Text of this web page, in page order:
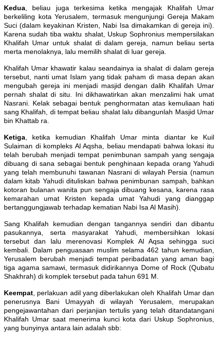
Kedua, beliau juga terkesima ketika mengajak Khalifah Umar
berkeliling kota Yerusalem, termasuk mengunjungi Gereja Makam
Suci (dalam keyakinan Kristen, Nabi Isa dimakamkan di gereja ini).
Karena sudah tiba waktu shalat, Uskup Sophronius mempersilakan
Khalifah Umar untuk shalat di dalam gereja, namun beliau serta
merta menolaknya, lalu memilih shalat di luar gereja.
Khalifah Umar khawatir kalau seandainya ia shalat di dalam gereja
tersebut, nanti umat Islam yang tidak paham di masa depan akan
mengubah gereja ini menjadi masjid dengan dalih Khalifah Umar
pernah shalat di situ. Ini dikhawatirkan akan menzalimi hak umat
Nasrani. Kelak sebagai bentuk penghormatan atas kemuliaan hati
sang Khalifah, di tempat beliau shalat lalu dibangunlah Masjid Umar
bin Khattab ra.
Ketiga, ketika kemudian Khalifah Umar minta diantar ke Kuil
Sulaiman di kompleks Al Aqsha, beliau mendapati bahwa lokasi itu
telah berubah menjadi tempat penimbunan sampah yang sengaja
dibuang di sana sebagai bentuk penghinaan kepada orang Yahudi
yang telah membunuhi tawanan Nasrani di wilayah Persia (namun
dalam kitab Yahudi dituliskan bahwa penimbunan sampah, bahkan
kotoran bulanan wanita pun sengaja dibuang kesana, karena rasa
kemarahan umat Kristen kepada umat Yahudi yang dianggap
bertanggungjawab terhadap kematian Nabi Isa Al Masih).
Sang Khalifah kemudian dengan tangannya sendiri dan dibantu
pasukannya, serta masyarakat Yahudi, membersihkan lokasi
tersebut dan lalu merenovasi Komplek Al Aqsa sehingga suci
kembali. Dalam penguasaan muslim selama 462 tahun kemudian,
Yerusalem berubah menjadi tempat peribadatan yang aman bagi
tiga agama samawi, termasuk didirikannya Dome of Rock (Qubatu
Shakhrah) di komplek tersebut pada tahun 691 M.
Keempat, perlakuan adil yang diberlakukan oleh Khalifah Umar dan
penerusnya Bani Umayyah di wilayah Yerusalem, merupakan
pengejawantahan dari perjanjian tertulis yang telah ditandatangani
Khalifah Umar saat menerima kunci kota dari Uskup Sophronius,
yang bunyinya antara lain adalah sbb: